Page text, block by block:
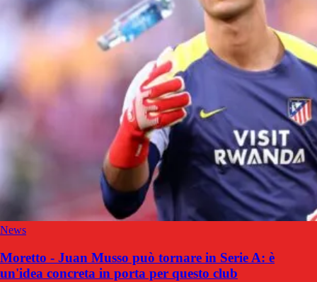
News
Moretto - Juan Musso può tornare in Serie A: è
un'idea concreta in porta per questo club